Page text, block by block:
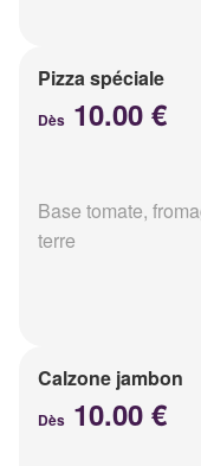
Pizza spéciale
Dès 10.00 €
Base tomate,
terre
Calzone jambon
Dès 10.00 €